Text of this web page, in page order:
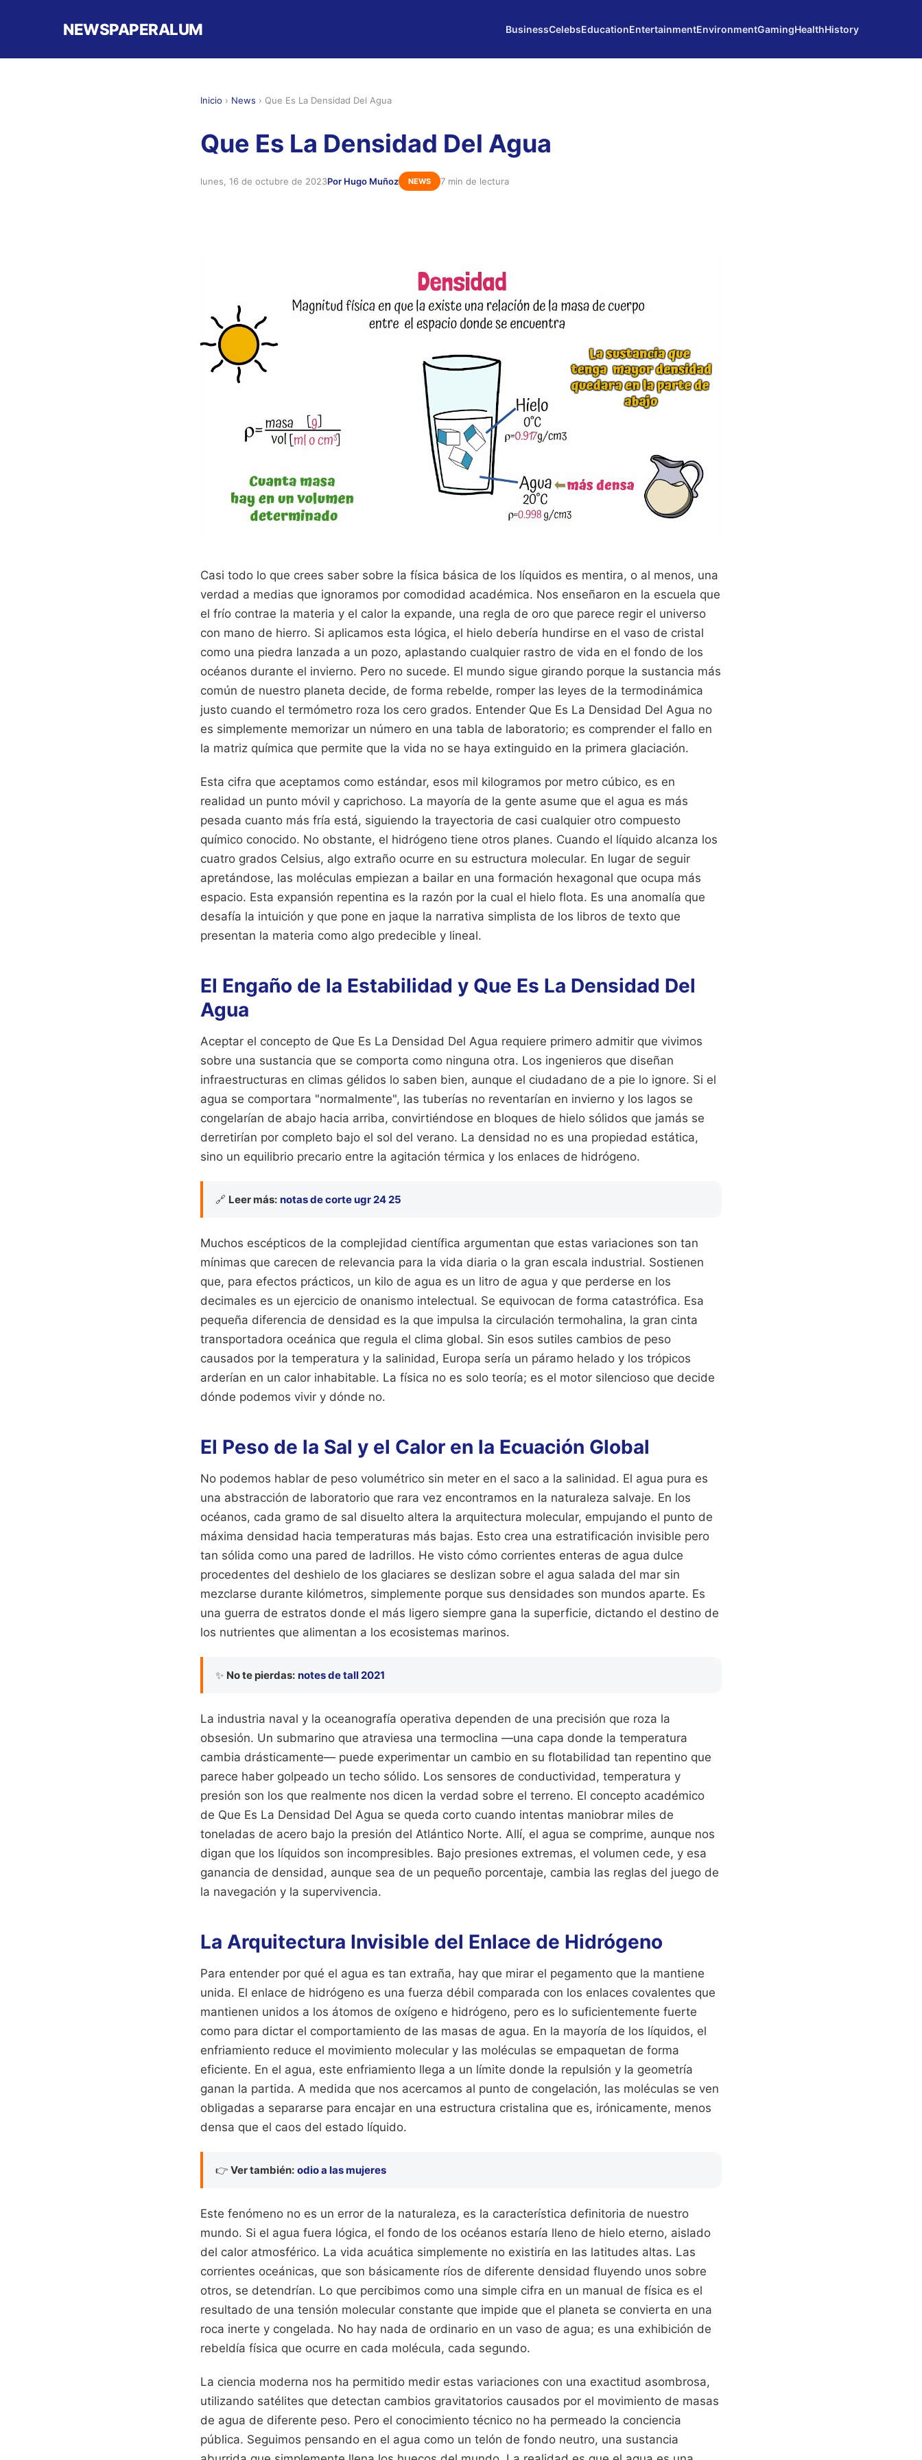
NEWSPAPERALUM BusinessCelebsEducationEntertainmentEnvironmentGamingHealthHistory
Inicio › News › Que Es La Densidad Del Agua
Que Es La Densidad Del Agua
lunes, 16 de octubre de 2023Por Hugo Muñoz NEWS 7 min de lectura
Casi todo lo que crees saber sobre la física básica de los líquidos es mentira, o al menos, una
verdad a medias que ignoramos por comodidad académica. Nos enseñaron en la escuela que
el frío contrae la materia y el calor la expande, una regla de oro que parece regir el universo
con mano de hierro. Si aplicamos esta lógica, el hielo debería hundirse en el vaso de cristal
como una piedra lanzada a un pozo, aplastando cualquier rastro de vida en el fondo de los
océanos durante el invierno. Pero no sucede. El mundo sigue girando porque la sustancia más
común de nuestro planeta decide, de forma rebelde, romper las leyes de la termodinámica
justo cuando el termómetro roza los cero grados. Entender Que Es La Densidad Del Agua no
es simplemente memorizar un número en una tabla de laboratorio; es comprender el fallo en
la matriz química que permite que la vida no se haya extinguido en la primera glaciación.
Esta cifra que aceptamos como estándar, esos mil kilogramos por metro cúbico, es en
realidad un punto móvil y caprichoso. La mayoría de la gente asume que el agua es más
pesada cuanto más fría está, siguiendo la trayectoria de casi cualquier otro compuesto
químico conocido. No obstante, el hidrógeno tiene otros planes. Cuando el líquido alcanza los
cuatro grados Celsius, algo extraño ocurre en su estructura molecular. En lugar de seguir
apretándose, las moléculas empiezan a bailar en una formación hexagonal que ocupa más
espacio. Esta expansión repentina es la razón por la cual el hielo flota. Es una anomalía que
desafía la intuición y que pone en jaque la narrativa simplista de los libros de texto que
presentan la materia como algo predecible y lineal.
El Engaño de la Estabilidad y Que Es La Densidad Del
Agua
Aceptar el concepto de Que Es La Densidad Del Agua requiere primero admitir que vivimos
sobre una sustancia que se comporta como ninguna otra. Los ingenieros que diseñan
infraestructuras en climas gélidos lo saben bien, aunque el ciudadano de a pie lo ignore. Si el
agua se comportara "normalmente", las tuberías no reventarían en invierno y los lagos se
congelarían de abajo hacia arriba, convirtiéndose en bloques de hielo sólidos que jamás se
derretirían por completo bajo el sol del verano. La densidad no es una propiedad estática,
sino un equilibrio precario entre la agitación térmica y los enlaces de hidrógeno.
🔗 Leer más: notas de corte ugr 24 25
Muchos escépticos de la complejidad científica argumentan que estas variaciones son tan
mínimas que carecen de relevancia para la vida diaria o la gran escala industrial. Sostienen
que, para efectos prácticos, un kilo de agua es un litro de agua y que perderse en los
decimales es un ejercicio de onanismo intelectual. Se equivocan de forma catastrófica. Esa
pequeña diferencia de densidad es la que impulsa la circulación termohalina, la gran cinta
transportadora oceánica que regula el clima global. Sin esos sutiles cambios de peso
causados por la temperatura y la salinidad, Europa sería un páramo helado y los trópicos
arderían en un calor inhabitable. La física no es solo teoría; es el motor silencioso que decide
dónde podemos vivir y dónde no.
El Peso de la Sal y el Calor en la Ecuación Global
No podemos hablar de peso volumétrico sin meter en el saco a la salinidad. El agua pura es
una abstracción de laboratorio que rara vez encontramos en la naturaleza salvaje. En los
océanos, cada gramo de sal disuelto altera la arquitectura molecular, empujando el punto de
máxima densidad hacia temperaturas más bajas. Esto crea una estratificación invisible pero
tan sólida como una pared de ladrillos. He visto cómo corrientes enteras de agua dulce
procedentes del deshielo de los glaciares se deslizan sobre el agua salada del mar sin
mezclarse durante kilómetros, simplemente porque sus densidades son mundos aparte. Es
una guerra de estratos donde el más ligero siempre gana la superficie, dictando el destino de
los nutrientes que alimentan a los ecosistemas marinos.
✨ No te pierdas: notes de tall 2021
La industria naval y la oceanografía operativa dependen de una precisión que roza la
obsesión. Un submarino que atraviesa una termoclina —una capa donde la temperatura
cambia drásticamente— puede experimentar un cambio en su flotabilidad tan repentino que
parece haber golpeado un techo sólido. Los sensores de conductividad, temperatura y
presión son los que realmente nos dicen la verdad sobre el terreno. El concepto académico
de Que Es La Densidad Del Agua se queda corto cuando intentas maniobrar miles de
toneladas de acero bajo la presión del Atlántico Norte. Allí, el agua se comprime, aunque nos
digan que los líquidos son incompresibles. Bajo presiones extremas, el volumen cede, y esa
ganancia de densidad, aunque sea de un pequeño porcentaje, cambia las reglas del juego de
la navegación y la supervivencia.
La Arquitectura Invisible del Enlace de Hidrógeno
Para entender por qué el agua es tan extraña, hay que mirar el pegamento que la mantiene
unida. El enlace de hidrógeno es una fuerza débil comparada con los enlaces covalentes que
mantienen unidos a los átomos de oxígeno e hidrógeno, pero es lo suficientemente fuerte
como para dictar el comportamiento de las masas de agua. En la mayoría de los líquidos, el
enfriamiento reduce el movimiento molecular y las moléculas se empaquetan de forma
eficiente. En el agua, este enfriamiento llega a un límite donde la repulsión y la geometría
ganan la partida. A medida que nos acercamos al punto de congelación, las moléculas se ven
obligadas a separarse para encajar en una estructura cristalina que es, irónicamente, menos
densa que el caos del estado líquido.
👉 Ver también: odio a las mujeres
Este fenómeno no es un error de la naturaleza, es la característica definitoria de nuestro
mundo. Si el agua fuera lógica, el fondo de los océanos estaría lleno de hielo eterno, aislado
del calor atmosférico. La vida acuática simplemente no existiría en las latitudes altas. Las
corrientes oceánicas, que son básicamente ríos de diferente densidad fluyendo unos sobre
otros, se detendrían. Lo que percibimos como una simple cifra en un manual de física es el
resultado de una tensión molecular constante que impide que el planeta se convierta en una
roca inerte y congelada. No hay nada de ordinario en un vaso de agua; es una exhibición de
rebeldía física que ocurre en cada molécula, cada segundo.
La ciencia moderna nos ha permitido medir estas variaciones con una exactitud asombrosa,
utilizando satélites que detectan cambios gravitatorios causados por el movimiento de masas
de agua de diferente peso. Pero el conocimiento técnico no ha permeado la conciencia
pública. Seguimos pensando en el agua como un telón de fondo neutro, una sustancia